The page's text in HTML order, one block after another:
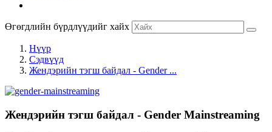
Өгөгдлийн бүрдлүүдийг хайх
Нүүр
Сэдвүүд
Жендэрийн тэгш байдал - Gender ...
Жендэрийн тэгш байдал - Gender Mainstreaming